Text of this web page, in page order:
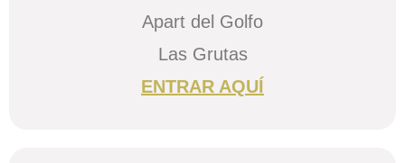
Apart del Golfo
Las Grutas
ENTRAR AQUÍ